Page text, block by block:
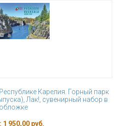
Карелия. Горный парк
Лак!, сувенирный набор в
обложке
1 950,00 руб.